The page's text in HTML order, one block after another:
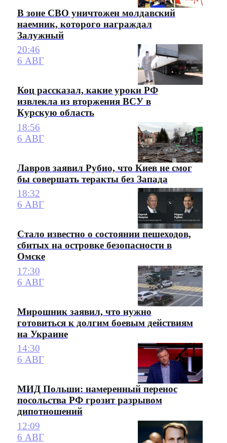
В зоне СВО уничтожен молдавский
наемник, которого награждал
Залужный
20:46
6 АВГ
Коц рассказал, какие уроки РФ
извлекла из вторжения ВСУ в
Курскую область
18:56
6 АВГ
Лавров заявил Рубио, что Киев не смог
бы совершать теракты без Запада
18:32
6 АВГ
Стало известно о состоянии пешеходов,
сбитых на островке безопасности в
Омске
17:30
6 АВГ
Мирошник заявил, что нужно
готовиться к долгим боевым действиям
на Украине
14:30
6 АВГ
МИД Польши: намеренный перенос
посольства РФ грозит разрывом
дипотношений
12:09
6 АВГ